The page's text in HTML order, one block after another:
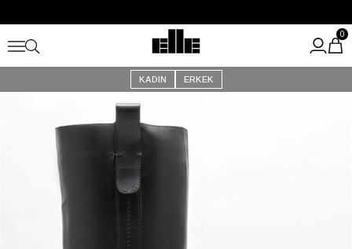
Kargo Ücretsiz!
KADIN ERKEK
0